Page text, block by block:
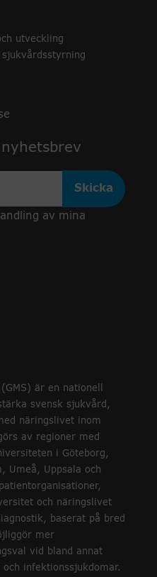
utveckling
av mina
är en nationell
svensk sjukvård,
näringslivet inom
av regioner med
i Göteborg,
Umeå, Uppsala och
och näringslivet
baserat på bred
mer
vid bland annat
infektionssjukdomar.